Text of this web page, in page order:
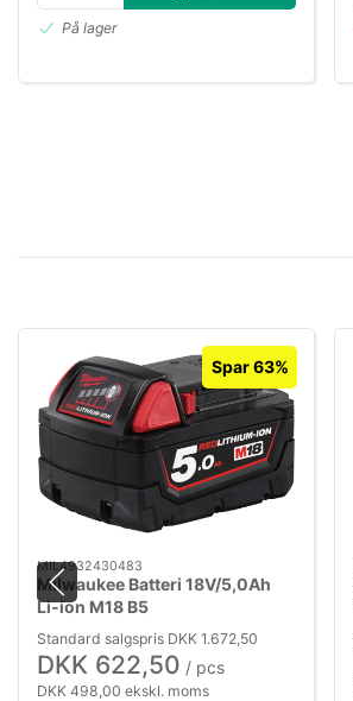
På lager
Spar 63%
MIL4932430483
Milwaukee Batteri 18V/5,0Ah
Li-ion M18 B5
Standard salgspris DKK 1.672,50
DKK 622,50 / pcs
DKK 498,00 ekskl. moms